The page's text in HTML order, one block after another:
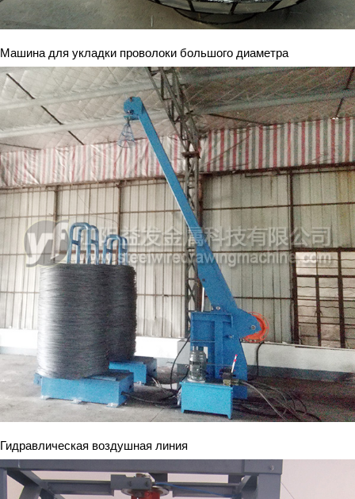
Машина для укладки проволоки большого диаметра
Гидравлическая воздушная линия